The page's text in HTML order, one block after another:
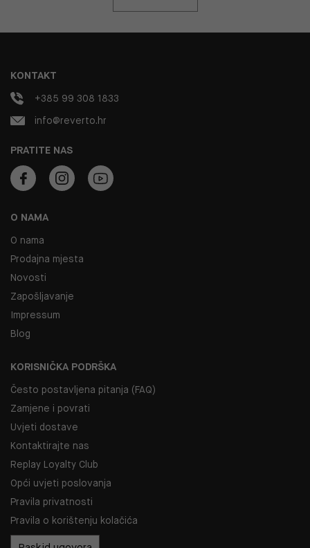
O NAMA
O nama
Prodajna mjesta
Novosti
Zapošljavanje
Impressum
Blog
KORISNIČKA PODRŠKA
Često postavljena pitanja (FAQ)
Zamjene i povrati
Uvjeti dostave
Kontaktirajte nas
Replay Loyalty Club
Opći uvjeti poslovanja
Pravila privatnosti
Pravila o korištenju kolačića
PRATITE NAS
KONTAKT
+385 99 308 1833
info@reverto.hr